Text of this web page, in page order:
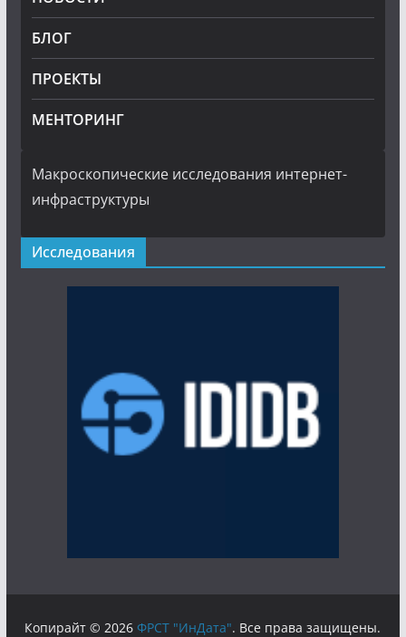
БЛОГ
ПРОЕКТЫ
МЕНТОРИНГ
Макроскопические исследования интернет-
инфраструктуры
Исследования
Копирайт © 2026ФРСТ "ИнДата". Все права защищены.